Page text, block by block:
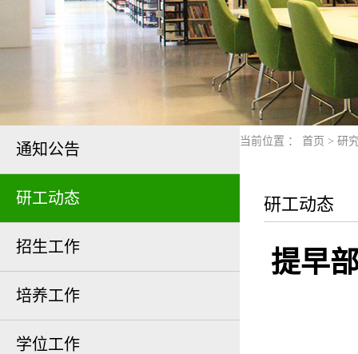
通知公告
研工动态
招生工作
培养工作
学位工作
当前位置 ： 首页 > 研
研工动态
提早